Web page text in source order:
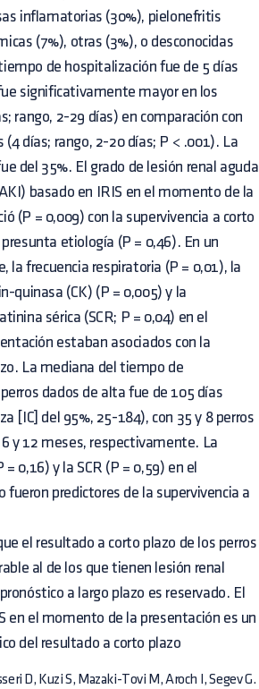
inflamatorias (30%), pielonefritis
(7%), otras (3%), o desconocidas
de hospitalización fue de 5 días
significativamente mayor en los
rango, 2-29 días) en comparación con
(4 días; rango, 2-20 días; P < .001). La
del 35%. El grado de lesión renal aguda
basado en IRIS en el momento de la
(P = 0,009) con la supervivencia a corto
etiología (P = 0,46). En un
la frecuencia respiratoria (P = 0,01), la
quinasa (CK) (P = 0,005) y la
sérica (SCR; P = 0,04) en el
estaban asociados con la
La mediana del tiempo de
dados de alta fue de 105 días
[IC] del 95%, 25-184), con 35 y 8 perros
y 12 meses, respectivamente. La
0,16) y la SCR (P = 0,59) en el
predictores de la supervivencia a
el resultado a corto plazo de los perros
al de los que tienen lesión renal
a largo plazo es reservado. El
en el momento de la presentación es un
del resultado a corto plazo
D, Kuzi S, Mazaki-Tovi M, Aroch I, Segev G.